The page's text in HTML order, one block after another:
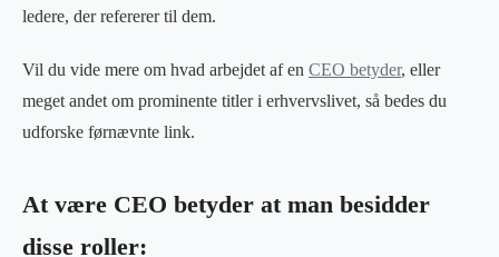
ledere, der refererer til dem.
Vil du vide mere om hvad arbejdet af en CEO betyder, eller
meget andet om prominente titler i erhvervslivet, så bedes du
udforske førnævnte link.
At være CEO betyder at man besidder
disse roller: